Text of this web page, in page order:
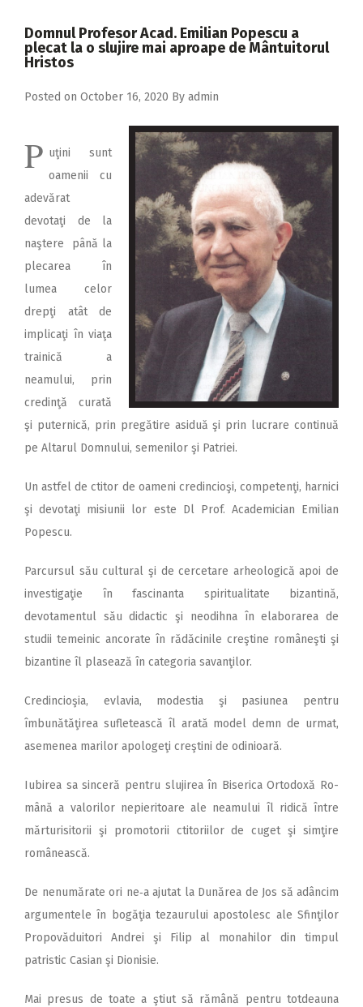
2017
2016
2015
2013
2011
2010
Domnul Profesor Acad. Emilian Popescu a
plecat la o slujire mai aproape de Μântuitorul
Hristos
Posted on October 16, 2020 By admin
P uţini sunt
oamenii cu
adevărat
devotaţi de la
naştere până la
plecarea în
lumea celor
drepţi atât de
implicaţi în viaţa
trainică a
neamului, prin
credinţă curată
şi puternică, prin pregătire asiduă şi prin lucrare continuă
pe Altarul Domnului, semenilor şi Patriei.
Un astfel de ctitor de oameni credincioşi, competenţi, harnici
şi devotaţi misiunii lor este Dl Prof. Academician Emilian
Popescu.
Parcursul său cultural şi de cercetare arheologică apoi de
investigaţie în fascinanta spiritualitate bizantină,
devotamentul său didactic şi neodihna în elaborarea de
studii temeinic ancorate în rădăcinile creştine româneşti şi
bizantine îl plasează în categoria savanţilor.
Credincioşia, evlavia, modestia şi pasiunea pentru
îmbunătăţirea sufletească îl arată model demn de urmat,
asemenea marilor apologeţi creştini de odinioară.
Iubirea sa sinceră pentru slujirea în Biserica Ortodoxă Ro­­
mână a valorilor nepieritoare ale neamului îl ridică între
mărturisitorii şi promotorii ctitoriilor de cuget şi simţire
românească.
De nenumărate ori ne‑a ajutat la Dunărea de Jos să adâncim
argumentele în bogăţia tezaurului apos­tolesc ale Sfinţilor
Propovăduitori Andrei şi Filip al monahilor din timpul
patristic Casian şi Dionisie.
Mai presus de toate a ştiut să rămână pentru tot­deauna